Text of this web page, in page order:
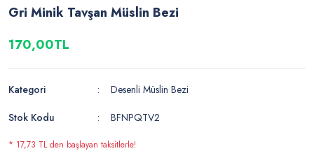
Gri Minik Tavşan Müslin Bezi
170,00TL
Kategori
Desenli Müslin Bezi
Stok Kodu
BFNPQTV2
* 17,73 TL den başlayan taksitlerle!